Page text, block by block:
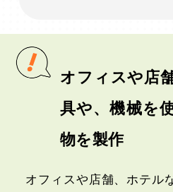
オフィスや店
具や、機械を
物を製作
オフィスや店舗、ホテル